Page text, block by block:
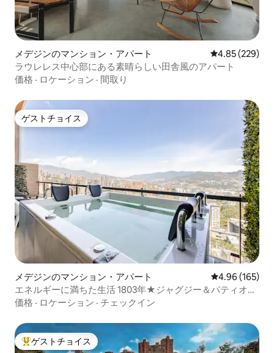
メデジンのマンション・アパート レビュー229
4.85 (229)
ラウレレス中心部にある素晴らしい田舎風のアパート
価格 · ロケーション · 間取り
ゲストチョイス
ゲストチョイス
メデジンのマンション・アパート レビュー165
4.96 (165)
エネルギーに満ちた生活 1803年★ジャグジー＆パティオ★
最高の眺めの★プール！
価格 · ロケーション · チェックイン
大好評のゲストチョイスです。
ゲストチョイス